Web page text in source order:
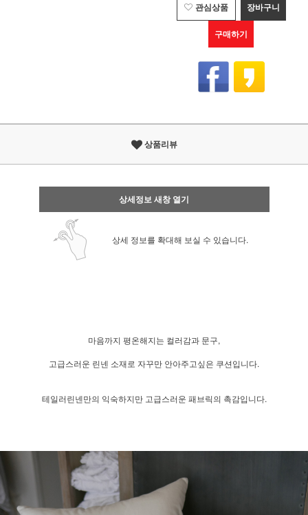
관심상품 장바구니
구매하기
상품리뷰
상세정보 새창 열기
상세 정보를 확대해 보실 수 있습니다.
마음까지 평온해지는 컬러감과 문구,
고급스러운 린넨 소재로 자꾸만 안아주고싶은 쿠션입니다.
테일러린넨만의 익숙하지만 고급스러운 패브릭의 촉감입니다.